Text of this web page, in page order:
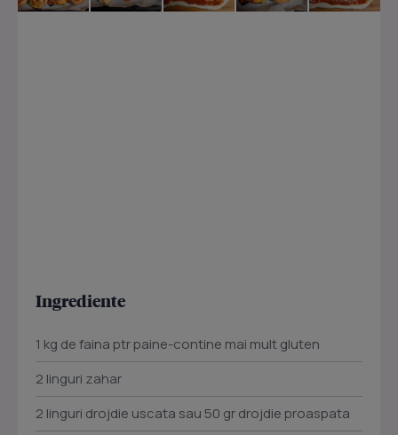
Ingrediente
1 kg de faina ptr paine-contine mai mult gluten
2 linguri zahar
2 linguri drojdie uscata sau 50 gr drojdie proaspata